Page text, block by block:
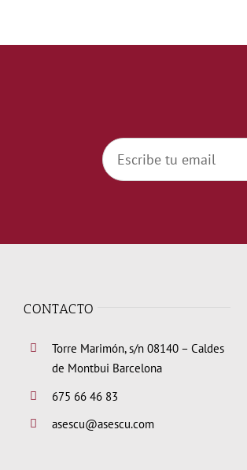
CONTACTO
Torre Marimón, s/n 08140 – Caldes
de Montbui Barcelona
675 66 46 83
asescu@asescu.com